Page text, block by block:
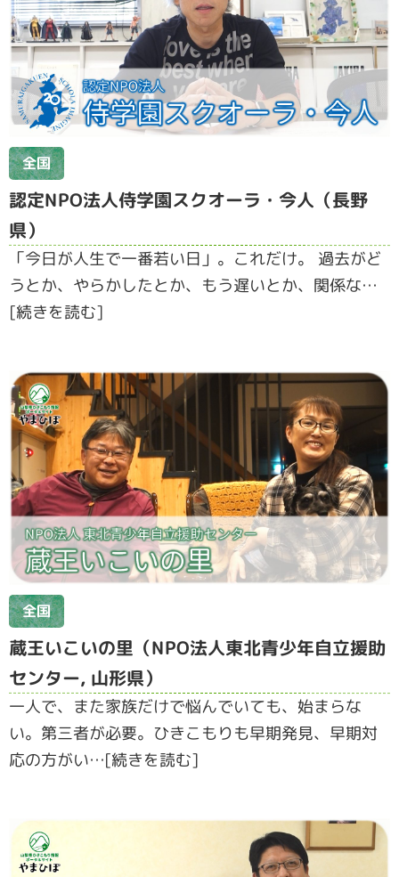
全国
認定NPO法人侍学園スクオーラ・今人（長野
県）
「今日が人生で一番若い日」。これだけ。 過去がど
うとか、やらかしたとか、もう遅いとか、関係な…
[続きを読む]
全国
蔵王いこいの里（NPO法人東北青少年自立援助
センター, 山形県）
一人で、また家族だけで悩んでいても、始まらな
い。第三者が必要。ひきこもりも早期発見、早期対
応の方がい…[続きを読む]